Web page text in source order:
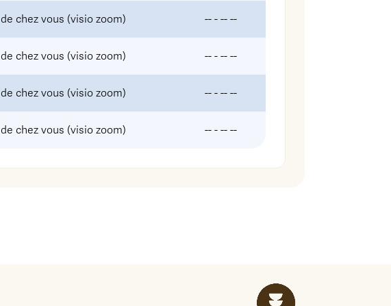
de chez vous (visio zoom) -- - -- --
de chez vous (visio zoom) -- - -- --
de chez vous (visio zoom) -- - -- --
de chez vous (visio zoom) -- - -- --